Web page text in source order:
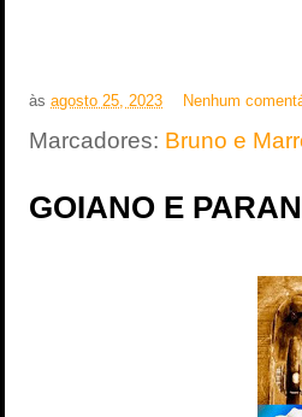
às agosto 25, 2023 Nenhum
Marcadores: Bruno e
GOIANO E